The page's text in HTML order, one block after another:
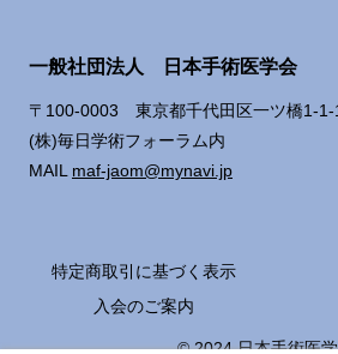
一般社団法人 日本手術医学会
〒100-0003 東京都千代田区一ツ橋1-1-
(株)毎日学術フォーラム内
MAIL maf-jaom@mynavi.jp
特定商取引に基づく表示
入会のご案内
© 2024 日本手術医